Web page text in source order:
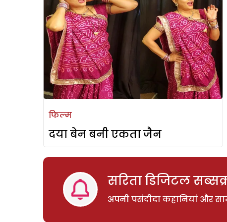
फिल्म
दया बेन बनी एकता जैन
सरिता डिजिटल
अपनी पसंदीदा कहानियां और